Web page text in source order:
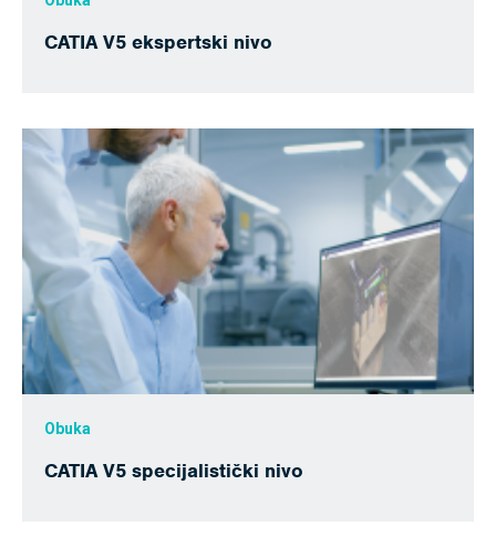
CATIA V5 ekspertski nivo
Obuka
CATIA V5 specijalistički nivo